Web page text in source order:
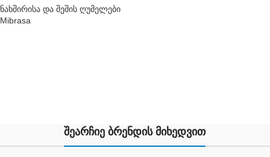
ნახშირისა და შეშის ღუმელები
Mibrasa
შეარჩიე ბრენდის მიხედვით